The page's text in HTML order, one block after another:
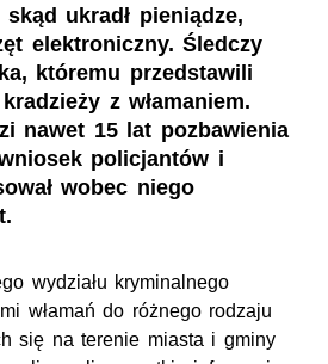
ukradł pieniądze,
elektroniczny. Śledczy
któremu przedstawili
z włamaniem.
nawet 15 lat pozbawienia
policjantów i
wobec niego
wydziału kryminalnego
włamań do różnego rodzaju
się na terenie miasta i gminy